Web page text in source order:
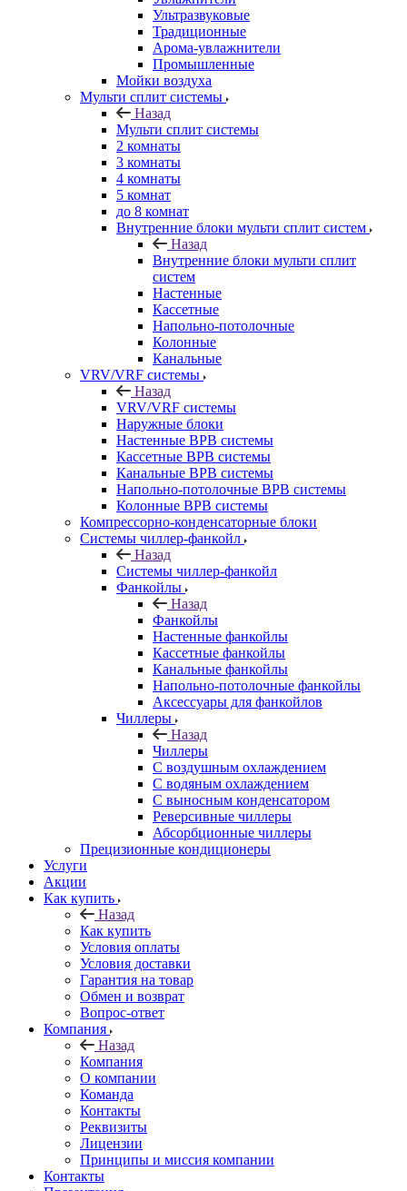
Ультразвуковые
Традиционные
Арома-увлажнители
Промышленные
Мойки воздуха
Мульти сплит системы
Назад
Мульти сплит системы
2 комнаты
3 комнаты
4 комнаты
5 комнат
до 8 комнат
Внутренние блоки мульти сплит систем
Назад
Внутренние блоки мульти сплит
систем
Настенные
Кассетные
Напольно-потолочные
Колонные
Канальные
VRV/VRF системы
Назад
VRV/VRF системы
Наружные блоки
Настенные ВРВ системы
Кассетные ВРВ системы
Канальные ВРВ системы
Напольно-потолочные ВРВ системы
Колонные ВРВ системы
Компрессорно-конденсаторные блоки
Системы чиллер-фанкойл
Назад
Системы чиллер-фанкойл
Фанкойлы
Назад
Фанкойлы
Настенные фанкойлы
Кассетные фанкойлы
Канальные фанкойлы
Напольно-потолочные фанкойлы
Аксессуары для фанкойлов
Чиллеры
Назад
Чиллеры
С воздушным охлаждением
С водяным охлаждением
С выносным конденсатором
Реверсивные чиллеры
Абсорбционные чиллеры
Прецизионные кондиционеры
Услуги
Акции
Как купить
Назад
Как купить
Условия оплаты
Условия доставки
Гарантия на товар
Обмен и возврат
Вопрос-ответ
Компания
Назад
Компания
О компании
Команда
Контакты
Реквизиты
Лицензии
Принципы и миссия компании
Контакты